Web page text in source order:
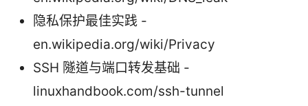
隐私保护最佳实践 -
en.wikipedia.org/wiki/Privacy
SSH 隧道与端口转发基础 -
linuxhandbook.com/ssh-tunnel